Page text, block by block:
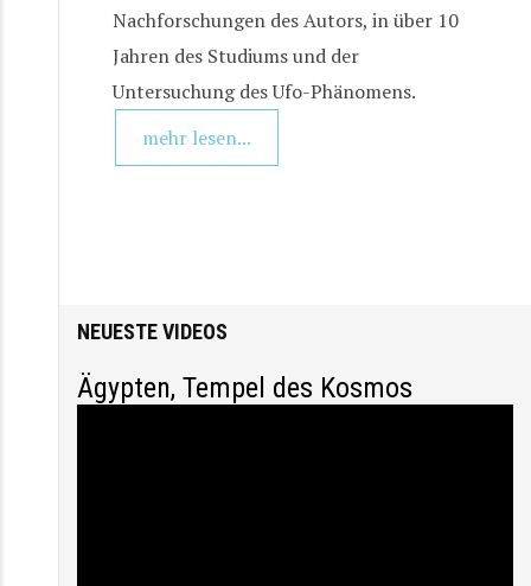
Nachforschungen des Autors, in über 10
Jahren des Studiums und der
Untersuchung des Ufo-Phänomens.
mehr lesen...
NEUESTE VIDEOS
Ägypten, Tempel des Kosmos